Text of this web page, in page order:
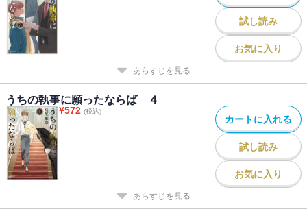
試し読み
お気に入り
あらすじを見る
うちの執事に願ったならば ４
¥572 (税込)
カートに入れる
試し読み
お気に入り
あらすじを見る